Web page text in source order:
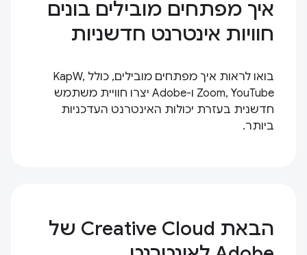
איך מפתחים מובילים בונים
חוויות אינטרנט חדשניות
בואו לראות איך מפתחים מובילים, כולל KapW,
Zoom, YouTube ו-Adobe יצרו חוויית משתמש
חדשנית בעזרת יכולות האינטרנט העדכניות
ביותר.
הבאת Creative Cloud של